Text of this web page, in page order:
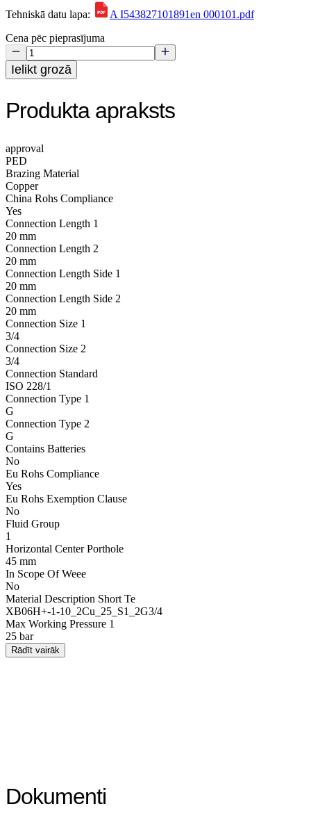
Tehniskā datu lapa:
A I543827101891en 000101.pdf
Cena pēc pieprasījuma
Ielikt grozā
Produkta apraksts
approval
PED
Brazing Material
Copper
China Rohs Compliance
Yes
Connection Length 1
20 mm
Connection Length 2
20 mm
Connection Length Side 1
20 mm
Connection Length Side 2
20 mm
Connection Size 1
3/4
Connection Size 2
3/4
Connection Standard
ISO 228/1
Connection Type 1
G
Connection Type 2
G
Contains Batteries
No
Eu Rohs Compliance
Yes
Eu Rohs Exemption Clause
No
Fluid Group
1
Horizontal Center Porthole
45 mm
In Scope Of Weee
No
Material Description Short Te
XB06H+-1-10_2Cu_25_S1_2G3/4
Max Working Pressure 1
25 bar
Rādīt vairāk
Dokumenti